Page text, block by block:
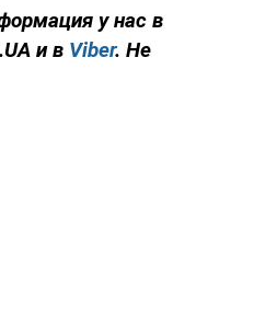
у нас в
и в Viber. Не